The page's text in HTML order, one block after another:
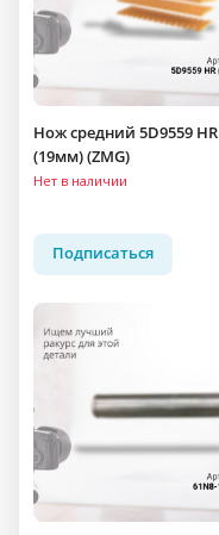
Нож средний 5D9559 HR
(19мм) (ZMG)
Нет в наличии
Подписаться